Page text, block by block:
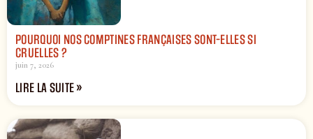
POURQUOI NOS COMPTINES FRANÇAISES SONT-ELLES SI
CRUELLES ?
juin 7, 2026
LIRE LA SUITE »